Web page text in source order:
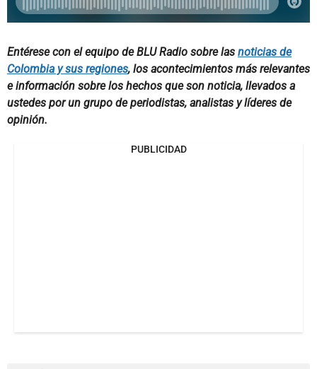
Entérese con el equipo de BLU Radio sobre las noticias de
Colombia y sus regiones, los acontecimientos más relevantes
e información sobre los hechos que son noticia, llevados a
ustedes por un grupo de periodistas, analistas y líderes de
opinión.
PUBLICIDAD